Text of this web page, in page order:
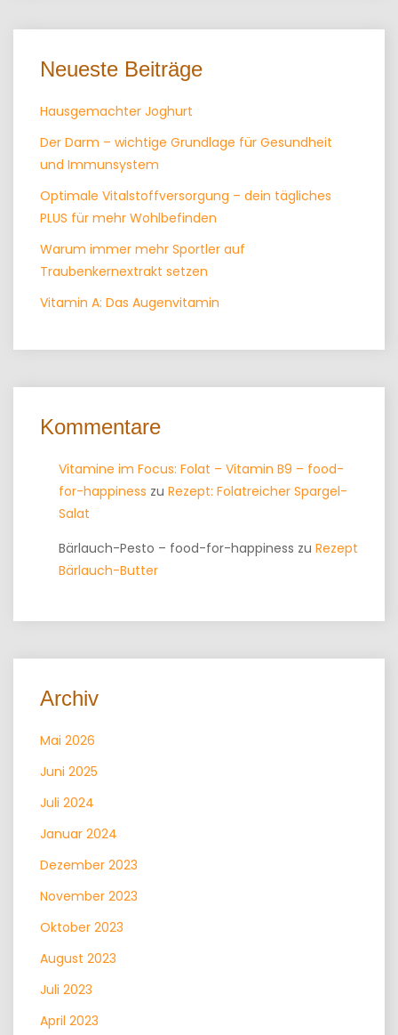
Neueste Beiträge
Hausgemachter Joghurt
Der Darm – wichtige Grundlage für Gesundheit
und Immunsystem
Optimale Vitalstoffversorgung – dein tägliches
PLUS für mehr Wohlbefinden
Warum immer mehr Sportler auf
Traubenkernextrakt setzen
Vitamin A: Das Augenvitamin
Kommentare
Vitamine im Focus: Folat – Vitamin B9 – food-
for-happiness zu Rezept: Folatreicher Spargel-
Salat
Bärlauch-Pesto – food-for-happiness zu Rezept
Bärlauch-Butter
Archiv
Mai 2026
Juni 2025
Juli 2024
Januar 2024
Dezember 2023
November 2023
Oktober 2023
August 2023
Juli 2023
April 2023